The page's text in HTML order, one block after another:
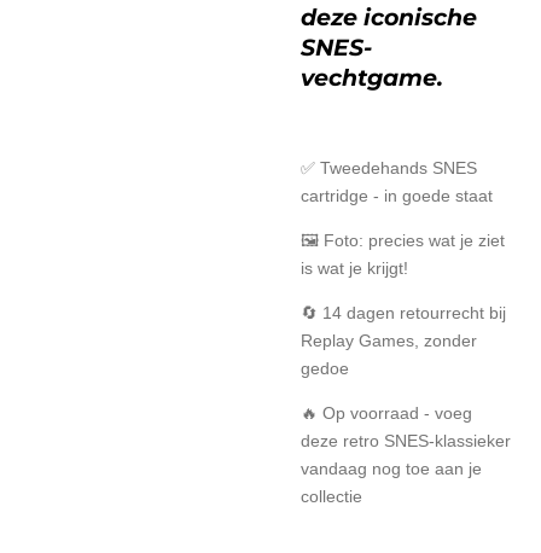
deze iconische
SNES-
vechtgame.
✅ Tweedehands SNES
cartridge - in goede staat
🖼️ Foto: precies wat je ziet
is wat je krijgt!
🔄 14 dagen retourrecht bij
Replay Games, zonder
gedoe
🔥 Op voorraad - voeg
deze retro SNES-klassieker
vandaag nog toe aan je
collectie